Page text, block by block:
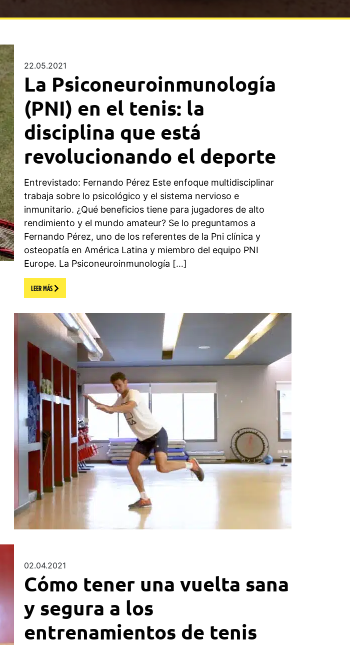
22.05.2021
La Psiconeuroinmunología
(PNI) en el tenis: la
disciplina que está
revolucionando el deporte
Entrevistado: Fernando Pérez Este enfoque multidisciplinar
trabaja sobre lo psicológico y el sistema nervioso e
inmunitario. ¿Qué beneficios tiene para jugadores de alto
rendimiento y el mundo amateur? Se lo preguntamos a
Fernando Pérez, uno de los referentes de la Pni clínica y
osteopatía en América Latina y miembro del equipo PNI
Europe. La Psiconeuroinmunología […]
LEER MÁS
02.04.2021
Cómo tener una vuelta sana
y segura a los
entrenamientos de tenis